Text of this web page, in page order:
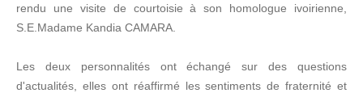
rendu une visite de courtoisie à son homologue ivoirienne,
S.E.Madame Kandia CAMARA.
Les deux personnalités ont échangé sur des questions
d'actualités, elles ont réaffirmé les sentiments de fraternité et